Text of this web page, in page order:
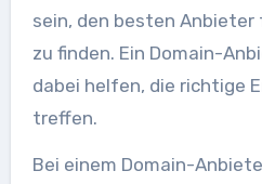
sein, den besten
zu finden. Ein Domain-
dabei helfen, die richtige
treffen.
Bei einem Domain-